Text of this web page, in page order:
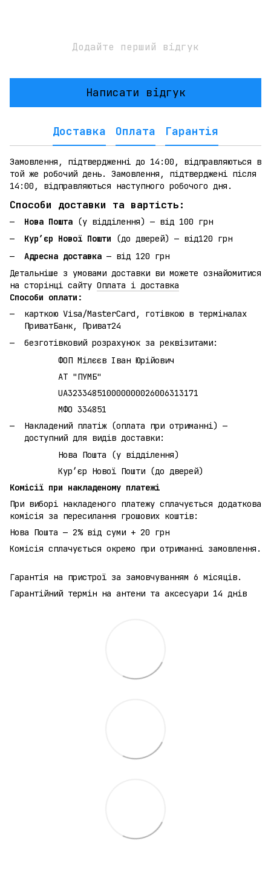
Додайте перший відгук
Написати відгук
Доставка Оплата Гарантія
Замовлення, підтвердженні до 14:00, відправляються в
той же робочий день. Замовлення, підтверджені після
14:00, відправляються наступного робочого дня.
Способи доставки та вартість:
Нова Пошта (у відділення) — від 100 грн
Кур’єр Нової Пошти (до дверей) — від120 грн
Адресна доставка — від 120 грн
Детальніше з умовами доставки ви можете ознайомитися
на сторінці сайту Оплата і доставка
Способи оплати:
карткою Visa/MasterCard, готівкою в терміналах
ПриватБанк, Приват24
безготівковий розрахунок за реквізитами:
ФОП Мілєєв Іван Юрійович
АТ "ПУМБ"
UA323348510000000026006313171
МФО 334851
Накладений платіж (оплата при отриманні) —
доступний для видів доставки:
Нова Пошта (у відділення)
Кур’єр Нової Пошти (до дверей)
Комісії при накладеному платежі
При виборі накладеного платежу сплачується додаткова
комісія за пересилання грошових коштів:
Нова Пошта — 2% від суми + 20 грн
Комісія сплачується окремо при отриманні замовлення.
Гарантія на пристрої за замовчуванням 6 місяців.
Гарантійний термін на антени та аксесуари 14 днів